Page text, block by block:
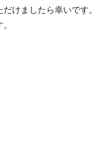
けましたら幸いです。